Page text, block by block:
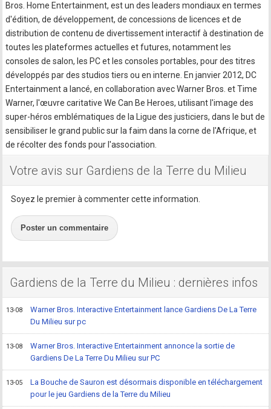
Bros. Home Entertainment, est un des leaders mondiaux en termes
d'édition, de développement, de concessions de licences et de
distribution de contenu de divertissement interactif à destination de
toutes les plateformes actuelles et futures, notamment les
consoles de salon, les PC et les consoles portables, pour des titres
développés par des studios tiers ou en interne. En janvier 2012, DC
Entertainment a lancé, en collaboration avec Warner Bros. et Time
Warner, l'œuvre caritative We Can Be Heroes, utilisant l'image des
super-héros emblématiques de la Ligue des justiciers, dans le but de
sensibiliser le grand public sur la faim dans la corne de l'Afrique, et
de récolter des fonds pour l'association.
Votre avis sur Gardiens de la Terre du Milieu
Soyez le premier à commenter cette information.
Poster un commentaire
Gardiens de la Terre du Milieu : dernières infos
13-08
Warner Bros. Interactive Entertainment lance Gardiens De La Terre
Du Milieu sur pc
13-08
Warner Bros. Interactive Entertainment annonce la sortie de
Gardiens De La Terre Du Milieu sur PC
13-05
La Bouche de Sauron est désormais disponible en téléchargement
pour le jeu Gardiens de la Terre du Milieu